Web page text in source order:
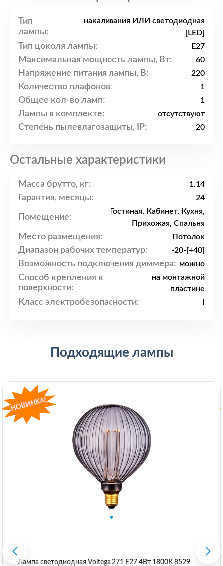
Тип
лампы:
накаливания ИЛИ светодиодная
[LED]
Тип цоколя лампы: E27
Максимальная мощность лампы, Вт: 60
Напряжение питания лампы, В: 220
Количество плафонов: 1
Общее кол-во ламп: 1
Лампы в комплекте: отсутствуют
Степень пылевлагозащиты, IP: 20
Остальные характеристики
Масса брутто, кг: 1.14
Гарантия, месяцы: 24
Помещение:
Гостиная, Кабинет, Кухня,
Прихожая, Спальня
Место размещения: Потолок
Диапазон рабочих температур: -20-[+40]
Возможность подключения диммера: можно
Способ крепления к
поверхности:
на монтажной
пластине
Класс электробезопасности:
Подходящие лампы
Лампа светодиодная Voltega 271 E27 4Вт 1800K 8529